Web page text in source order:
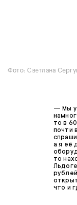
Фото: Светлана
— Мы
то в
почти
а я её
то
что и